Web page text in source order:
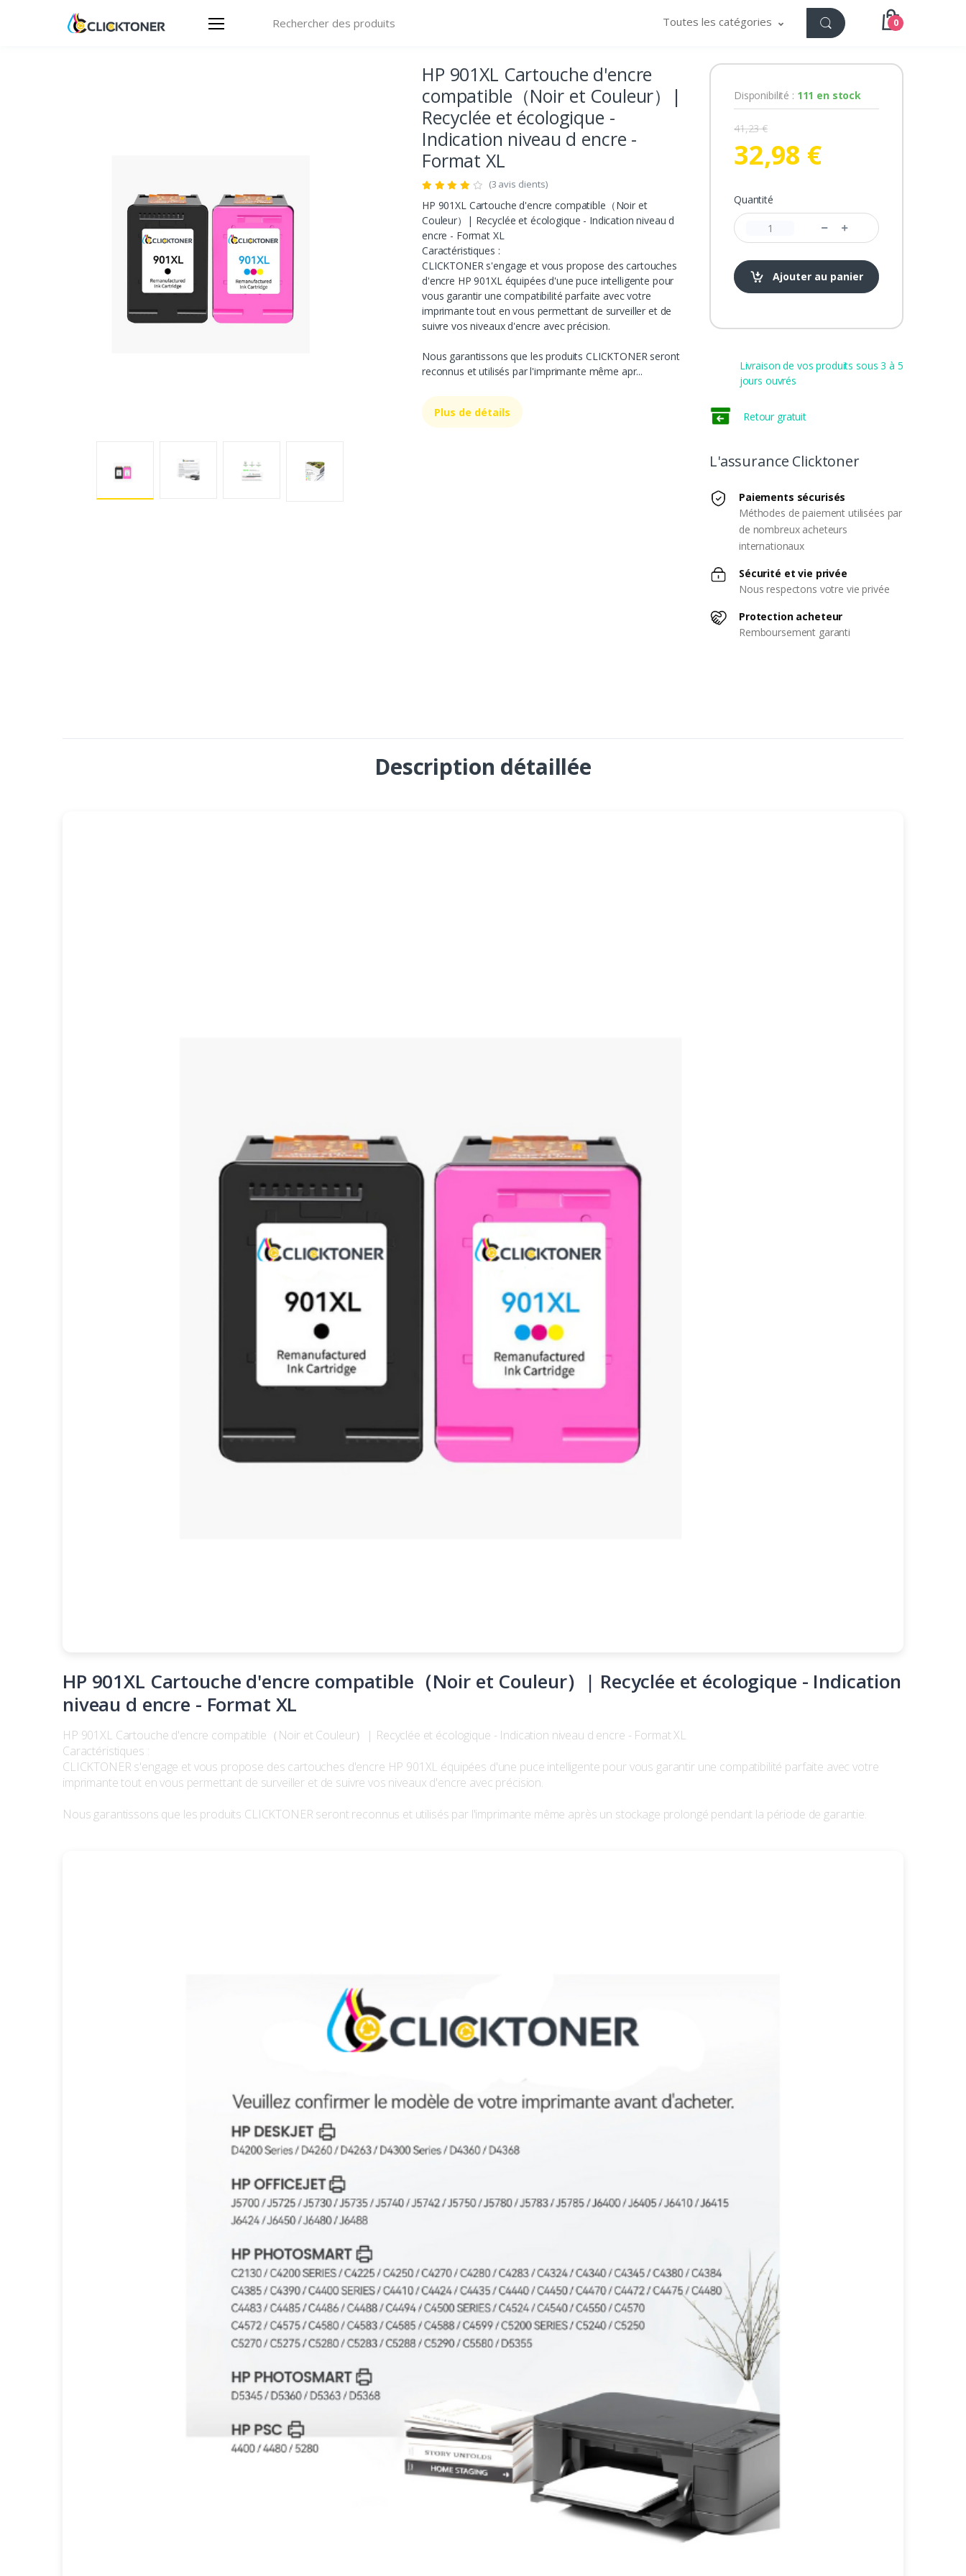
Toutes les catégories 0
HP 901XL Cartouche d'encre
compatible（Noir et Couleur）|
Recyclée et écologique -
Indication niveau d encre -
Format XL
(3 avis clients)
HP 901XL Cartouche d'encre compatible（Noir et
Couleur）| Recyclée et écologique - Indication niveau d
encre - Format XL
Caractéristiques :
CLICKTONER s'engage et vous propose des cartouches
d'encre HP 901XL équipées d'une puce intelligente pour
vous garantir une compatibilité parfaite avec votre
imprimante tout en vous permettant de surveiller et de
suivre vos niveaux d'encre avec précision.
Nous garantissons que les produits CLICKTONER seront
reconnus et utilisés par l'imprimante même apr...
Plus de détails
Disponibilité : 111 en stock
41,23 €
32,98 €
Quantité
Ajouter au panier
Livraison de vos produits sous 3 à 5
jours ouvrés
Retour gratuit
L'assurance Clicktoner
Paiements sécurisés
Méthodes de paiement utilisées par
de nombreux acheteurs
internationaux
Sécurité et vie privée
Nous respectons votre vie privée
Protection acheteur
Remboursement garanti
Description détaillée
HP 901XL Cartouche d'encre compatible（Noir et Couleur）| Recyclée et écologique - Indication
niveau d encre - Format XL
HP 901XL Cartouche d'encre compatible（Noir et Couleur）| Recyclée et écologique - Indication niveau d encre - Format XL
Caractéristiques :
CLICKTONER s'engage et vous propose des cartouches d'encre HP 901XL équipées d'une puce intelligente pour vous garantir une compatibilité parfaite avec votre
imprimante tout en vous permettant de surveiller et de suivre vos niveaux d'encre avec précision.
Nous garantissons que les produits CLICKTONER seront reconnus et utilisés par l'imprimante même après un stockage prolongé pendant la période de garantie.